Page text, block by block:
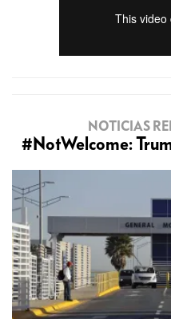
NOTICIAS
#NotWelcome: